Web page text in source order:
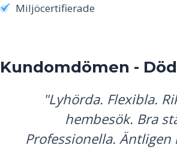
Miljöcertifierade
Kundomdömen -
"Lyhörda. Flexibla.
hembesök. Bra
Professionella. Äntligen